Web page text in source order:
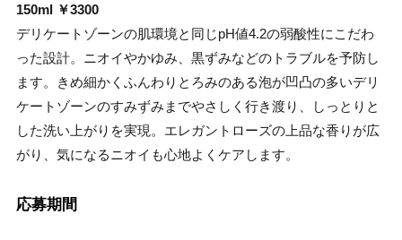
150ml ￥3300
デリケートゾーンの肌環境と同じpH値4.2の弱酸性にこだわ
った設計。ニオイやかゆみ、黒ずみなどのトラブルを予防し
ます。きめ細かくふんわりとろみのある泡が凹凸の多いデリ
ケートゾーンのすみずみまでやさしく行き渡り、しっとりと
した洗い上がりを実現。エレガントローズの上品な香りが広
がり、気になるニオイも心地よくケアします。
応募期間